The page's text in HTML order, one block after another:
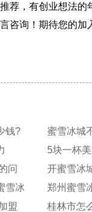
，有创业想法的
咨询！期待您的加
钱?
蜜雪冰城
5块一杯
有
问
开蜜雪冰
城
雪冰
郑州蜜雪
蜜
盟
桂林市怎